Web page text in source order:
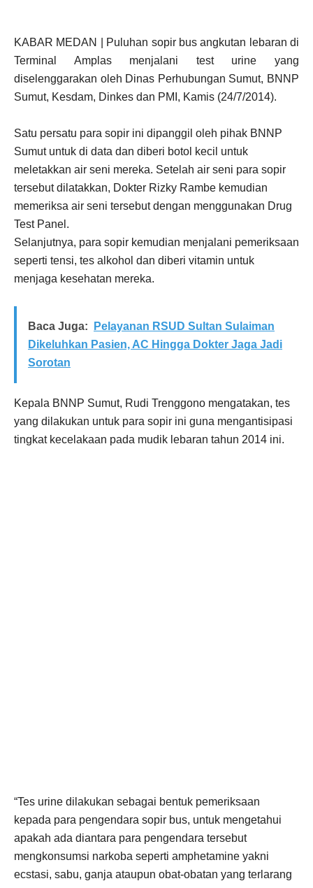
KABAR MEDAN | Puluhan sopir bus angkutan lebaran di
Terminal Amplas menjalani test urine yang
diselenggarakan oleh Dinas Perhubungan Sumut, BNNP
Sumut, Kesdam, Dinkes dan PMI, Kamis (24/7/2014).
Satu persatu para sopir ini dipanggil oleh pihak BNNP
Sumut untuk di data dan diberi botol kecil untuk
meletakkan air seni mereka. Setelah air seni para sopir
tersebut dilatakkan, Dokter Rizky Rambe kemudian
memeriksa air seni tersebut dengan menggunakan Drug
Test Panel.
Selanjutnya, para sopir kemudian menjalani pemeriksaan
seperti tensi, tes alkohol dan diberi vitamin untuk
menjaga kesehatan mereka.
Baca Juga:
Pelayanan RSUD Sultan Sulaiman
Dikeluhkan Pasien, AC Hingga Dokter Jaga Jadi
Sorotan
Kepala BNNP Sumut, Rudi Trenggono mengatakan, tes
yang dilakukan untuk para sopir ini guna mengantisipasi
tingkat kecelakaan pada mudik lebaran tahun 2014 ini.
“Tes urine dilakukan sebagai bentuk pemeriksaan
kepada para pengendara sopir bus, untuk mengetahui
apakah ada diantara para pengendara tersebut
mengkonsumsi narkoba seperti amphetamine yakni
ecstasi, sabu, ganja ataupun obat-obatan yang terlarang